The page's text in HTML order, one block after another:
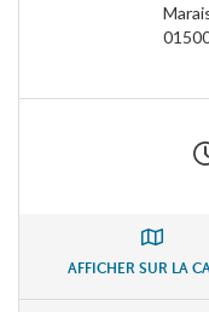
AFFICHER SUR LA